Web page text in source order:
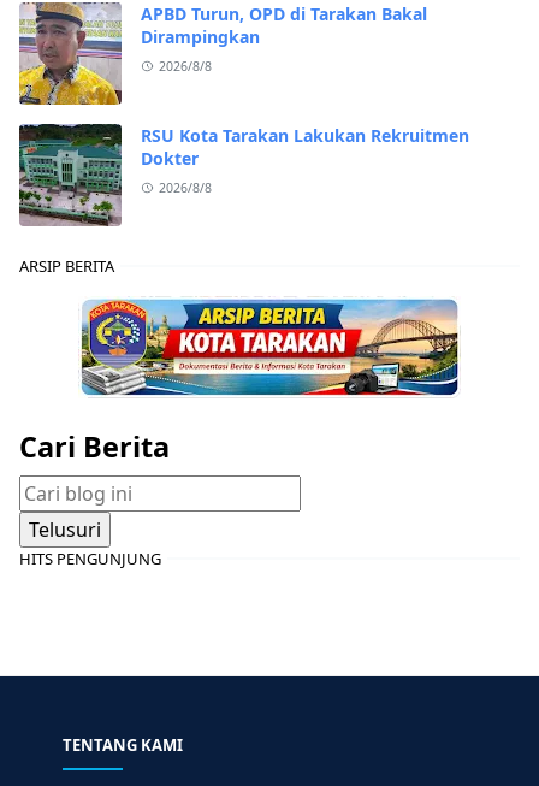
APBD Turun, OPD di Tarakan Bakal
Dirampingkan
2026/8/8
RSU Kota Tarakan Lakukan Rekruitmen
Dokter
2026/8/8
ARSIP BERITA
Cari Berita
HITS PENGUNJUNG
TENTANG KAMI